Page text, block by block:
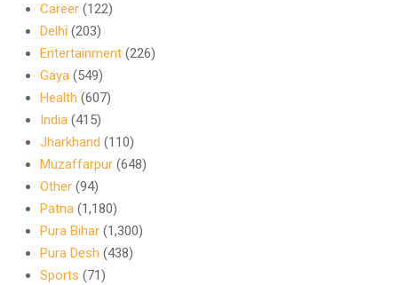
Career (122)
Delhi (203)
Entertainment (226)
Gaya (549)
Health (607)
India (415)
Jharkhand (110)
Muzaffarpur (648)
Other (94)
Patna (1,180)
Pura Bihar (1,300)
Pura Desh (438)
Sports (71)